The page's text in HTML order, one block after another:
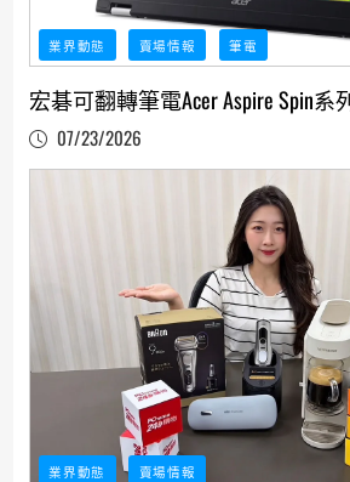
業界動態 賣場情報 筆電
宏碁可翻轉筆電Acer Aspire Spin
07/23/2026
業界動態 賣場情報